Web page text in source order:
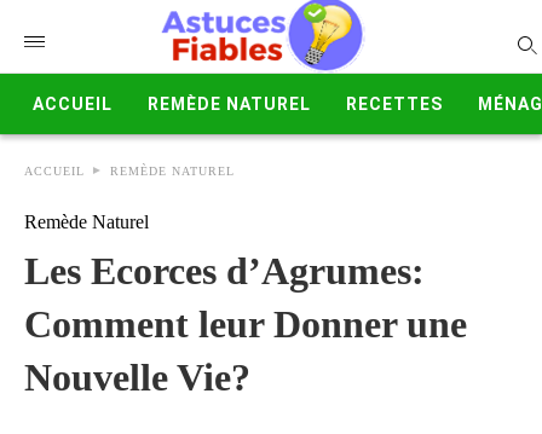
ACCUEIL REMÈDE NATUREL RECETTES
ACCUEIL REMÈDE NATUREL
Remède Naturel
Les Ecorces d’Agrumes:
Comment leur Donner une
Nouvelle Vie?